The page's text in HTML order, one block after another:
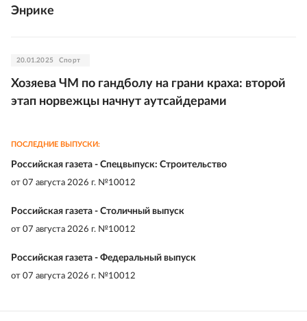
Энрике
20.01.2025 Спорт
Хозяева ЧМ по гандболу на грани краха: второй
этап норвежцы начнут аутсайдерами
ПОСЛЕДНИЕ ВЫПУСКИ:
Российская газета - Спецвыпуск: Строительство
от 07 августа 2026 г. №10012
Российская газета - Столичный выпуск
от 07 августа 2026 г. №10012
Российская газета - Федеральный выпуск
от 07 августа 2026 г. №10012